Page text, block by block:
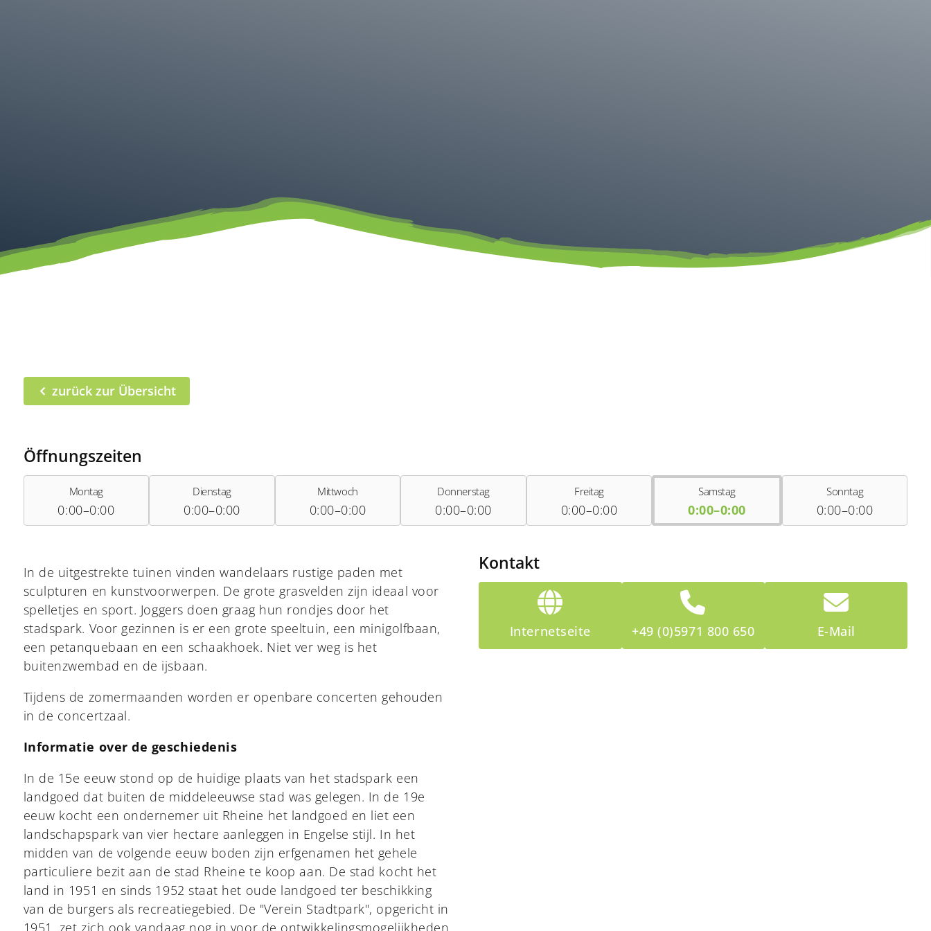
zurück zur Übersicht
Öffnungszeiten
Montag
0:00–0:00
Dienstag
0:00–0:00
Mittwoch
0:00–0:00
Donnerstag
0:00–0:00
Freitag
0:00–0:00
Samstag
0:00–0:00
Sonntag
0:00–0:00
In de uitgestrekte tuinen vinden wandelaars rustige paden met
sculpturen en kunstvoorwerpen. De grote grasvelden zijn ideaal voor
spelletjes en sport. Joggers doen graag hun rondjes door het
stadspark. Voor gezinnen is er een grote speeltuin, een minigolfbaan,
een petanquebaan en een schaakhoek. Niet ver weg is het
buitenzwembad en de ijsbaan.
Tijdens de zomermaanden worden er openbare concerten gehouden
in de concertzaal.
Informatie over de geschiedenis
In de 15e eeuw stond op de huidige plaats van het stadspark een
landgoed dat buiten de middeleeuwse stad was gelegen. In de 19e
eeuw kocht een ondernemer uit Rheine het landgoed en liet een
landschapspark van vier hectare aanleggen in Engelse stijl. In het
midden van de volgende eeuw boden zijn erfgenamen het gehele
particuliere bezit aan de stad Rheine te koop aan. De stad kocht het
land in 1951 en sinds 1952 staat het oude landgoed ter beschikking
van de burgers als recreatiegebied. De "Verein Stadtpark", opgericht in
Kontakt
Internetseite +49 (0)5971 800 650 E-Mail